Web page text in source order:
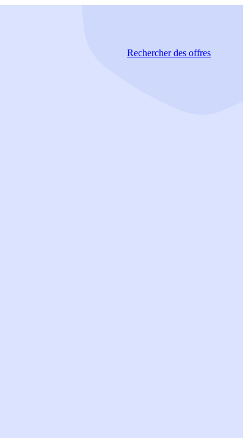
Rechercherdes offres